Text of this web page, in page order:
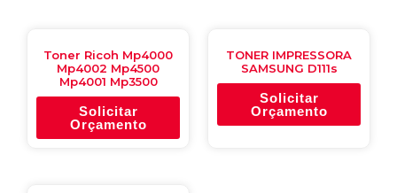
Toner Ricoh Mp4000
Mp4002 Mp4500
Mp4001 Mp3500
Solicitar
Orçamento
TONER IMPRESSORA
SAMSUNG D111s
Solicitar
Orçamento